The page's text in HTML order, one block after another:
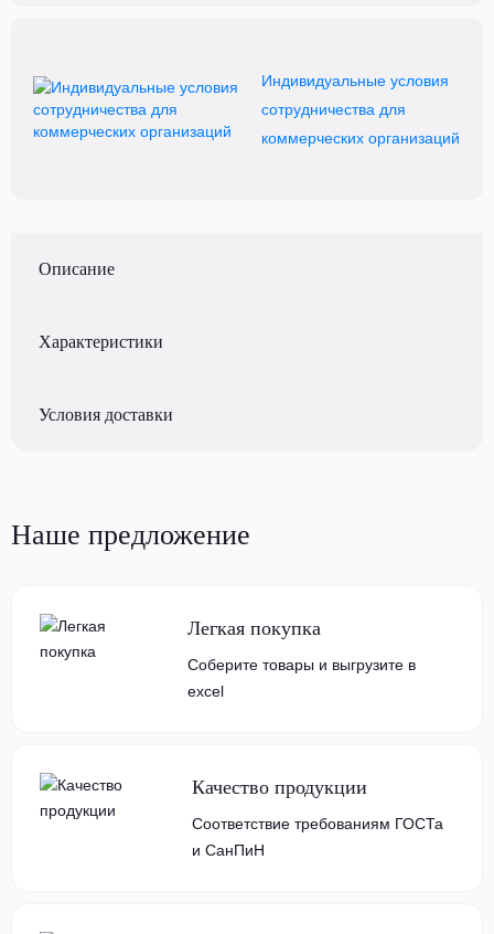
Индивидуальные условия
сотрудничества для
коммерческих организаций
Описание
Характеристики
Условия доставки
Наше предложение
Легкая покупка
Соберите товары и выгрузите в
excel
Качество продукции
Соответствие требованиям ГОСТа
и СанПиН